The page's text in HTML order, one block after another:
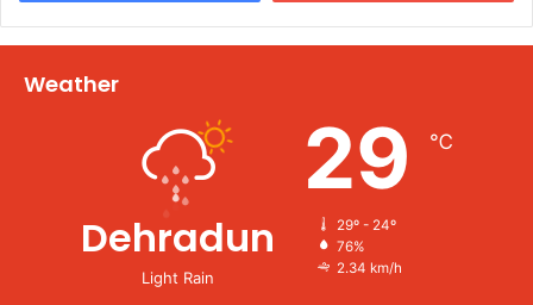
Weather
Dehradun
Light Rain
29 ℃
29º - 24º
76%
2.34 km/h